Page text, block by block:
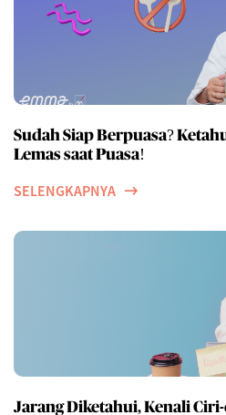
Sudah Siap Berpuasa?
Lemas saat Puasa!
SELENGKAPNYA
Jarang Diketahui, Kenali